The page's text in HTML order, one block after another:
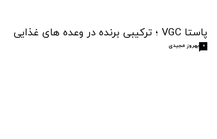
پاستا VGC ؛ ترکیبی برنده در وعده های غذایی
بهروز مجیدی 0